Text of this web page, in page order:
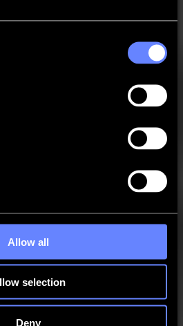
Allow all
selection
Deny